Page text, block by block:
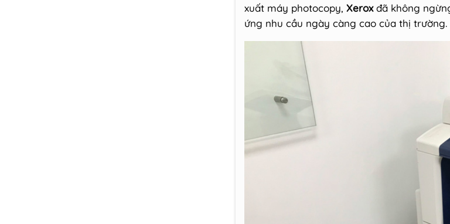
xuất máy photocopy, Xeroxđã không
ứng nhu cầu ngày càng cao của thị trường.